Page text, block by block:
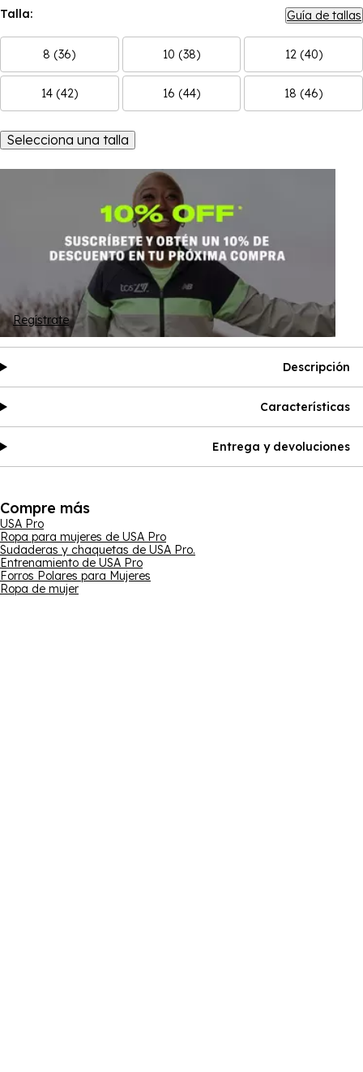
Talla: Guía de tallas
8 (36) 10 (38) 12 (40)
14 (42) 16 (44) 18 (46)
Selecciona una talla
Regístrate
Descripción
Características
Entrega y devoluciones
Compre más
USA Pro
Ropa para mujeres de USA Pro
Sudaderas y chaquetas de USA Pro.
Entrenamiento de USA Pro
Forros Polares para Mujeres
Ropa de mujer